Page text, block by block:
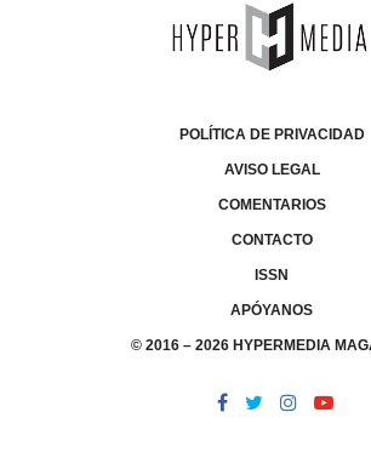
POLÍTICA DE PRIVACIDAD
AVISO LEGAL
COMENTARIOS
CONTACTO
ISSN
APÓYANOS
© 2016 – 2026 HYPERMEDIA